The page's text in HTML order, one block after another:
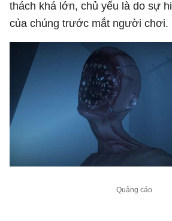
thách khá lớn, chủ yếu là do sự
của chúng trước mắt người chơi.